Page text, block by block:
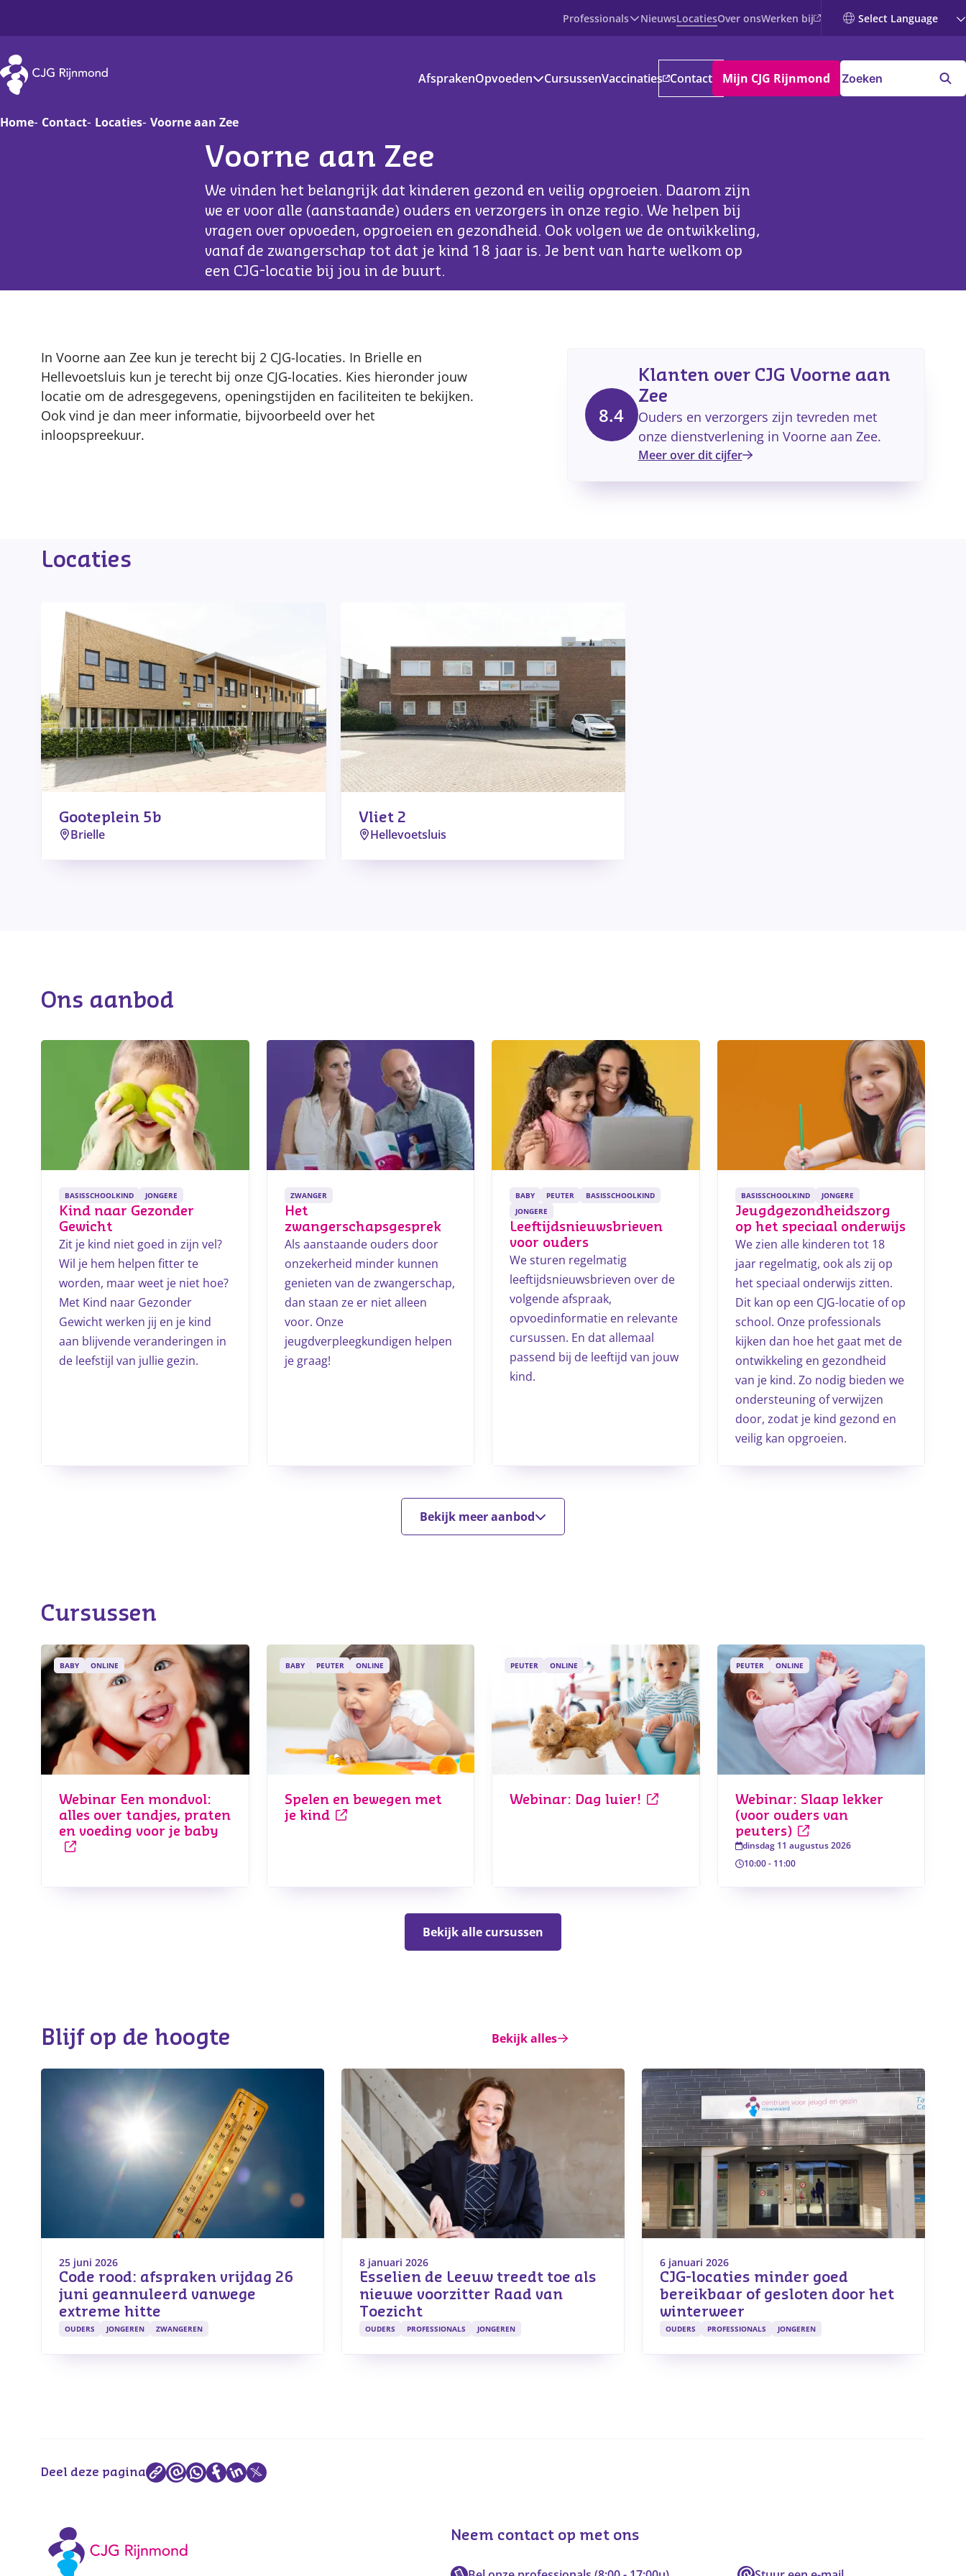
Professionals
Prenataal
NieuwsLocatiesOver onsWerken bij
CJG Rijnmond
AfsprakenOpvoeden
Basisschoolkind
Opvoedinformatie
Vakantie en vrije tijd
Ons aanbod
Downloads
CursussenVaccinaties Contact Mijn CJG Rijnmond
Home Contact Locaties Voorne aan Zee
Voorne aan Zee
We vinden het belangrijk dat kinderen gezond en veilig opgroeien. Daarom zijn
we er voor alle (aanstaande) ouders en verzorgers in onze regio. We helpen bij
vragen over opvoeden, opgroeien en gezondheid. Ook volgen we de ontwikkeling,
vanaf de zwangerschap tot dat je kind 18 jaar is. Je bent van harte welkom op
een CJG-locatie bij jou in de buurt.
In Voorne aan Zee kun je terecht bij 2 CJG-locaties. In Brielle en
Hellevoetsluis kun je terecht bij onze CJG-locaties. Kies hieronder jouw
locatie om de adresgegevens, openingstijden en faciliteiten te bekijken.
Ook vind je dan meer informatie, bijvoorbeeld over het
inloopspreekuur.
8.4
Klanten over CJG Voorne aan
Zee
Ouders en verzorgers zijn tevreden met
onze dienstverlening in Voorne aan Zee.
Meer over dit cijfer
Locaties
Gooteplein 5b
Brielle
Vliet 2
Hellevoetsluis
Ons aanbod
BASISSCHOOLKIND JONGERE
Kind naar Gezonder
Gewicht
Zit je kind niet goed in zijn vel?
Wil je hem helpen fitter te
worden, maar weet je niet hoe?
Met Kind naar Gezonder
Gewicht werken jij en je kind
aan blijvende veranderingen in
de leefstijl van jullie gezin.
ZWANGER
Het
zwangerschapsgesprek
Als aanstaande ouders door
onzekerheid minder kunnen
genieten van de zwangerschap,
dan staan ze er niet alleen
voor. Onze
jeugdverpleegkundigen helpen
je graag!
BABY PEUTER
BASISSCHOOLKIND
JONGERE
Leeftijdsnieuwsbrieven
voor ouders
We sturen regelmatig
leeftijdsnieuwsbrieven over de
volgende afspraak,
opvoedinformatie en relevante
cursussen. En dat allemaal
passend bij de leeftijd van jouw
kind.
BASISSCHOOLKIND JONGERE
Jeugdgezondheidszorg
op het speciaal onderwijs
We zien alle kinderen tot 18
jaar regelmatig, ook als zij op
het speciaal onderwijs zitten.
Dit kan op een CJG-locatie of op
school. Onze professionals
kijken dan hoe het gaat met de
ontwikkeling en gezondheid
van je kind. Zo nodig bieden we
ondersteuning of verwijzen
door, zodat je kind gezond en
veilig kan opgroeien.
Bekijk meer aanbod
Cursussen
Webinar Een mondvol:
alles over tandjes, praten
en voeding voor je baby
BABY ONLINE
Spelen en bewegen met
je kind
BABY PEUTER ONLINE
Webinar: Dag luier!
PEUTER ONLINE
Webinar: Slaap lekker
(voor ouders van
peuters)
dinsdag 11 augustus 2026
10:00- 11:00
PEUTER ONLINE
Bekijk alle cursussen
Blijf op de hoogte Bekijk alles
25 juni 2026
Code rood: afspraken vrijdag 26
juni geannuleerd vanwege
extreme hitte
OUDERS JONGEREN ZWANGEREN
8 januari 2026
Esselien de Leeuw treedt toe als
nieuwe voorzitter Raad van
Toezicht
OUDERS PROFESSIONALS JONGEREN
6 januari 2026
CJG-locaties minder goed
bereikbaar of gesloten door het
winterweer
OUDERS PROFESSIONALS JONGEREN
Deel deze pagina
Neem contact op met ons